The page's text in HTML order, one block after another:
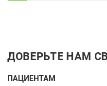
ДОВЕРЬТЕ НАМ
ПАЦИЕНТАМ